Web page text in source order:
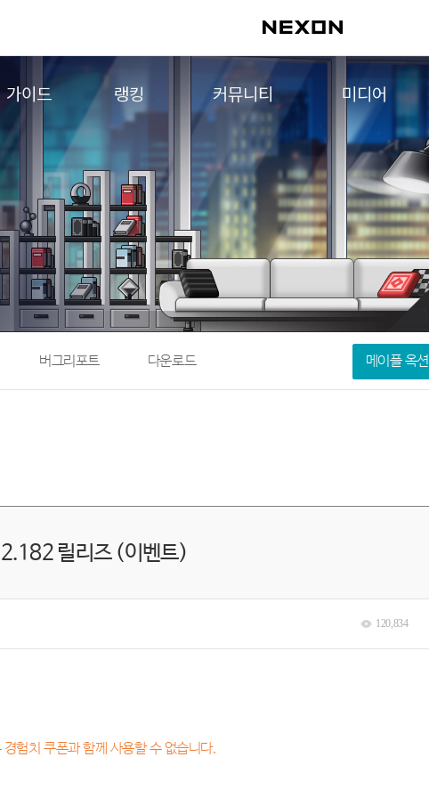
가이드
게임정보
직업소개
률형 아이템
NOW
추가정보
랭킹
컨텐츠 랭킹
커뮤니티
자유게시판
메이플 아트
메이플 코디
메이플스토리 파트너스
AI Style Finder
미니게임
커뮤니티 아카이브
미디어
영상
음악
아트웍
웹툰
버그리포트 다운로드 메이플 옥션
릴리즈 (이벤트)
120,834
험치 쿠폰과 함께 사용할 수 없습니다.